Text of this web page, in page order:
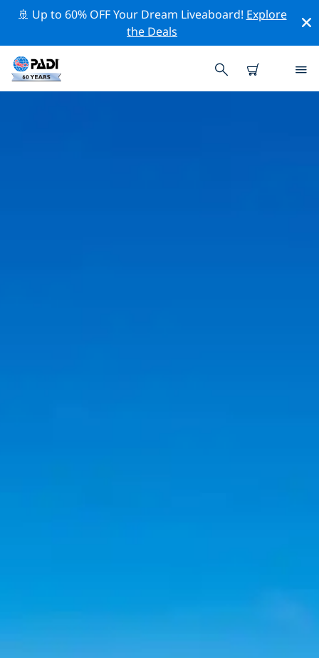
🚢 Up to 60% OFF Your Dream Liveaboard! Explore
the Deals